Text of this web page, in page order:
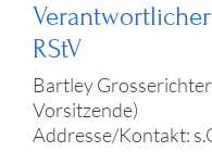
RStV
Bartley
Vorsitzende)
Addresse/Kontakt: